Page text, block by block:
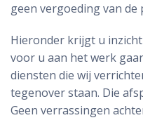
geen vergoeding van de
Hieronder krijgt u
voor u aan het werk
diensten die wij
tegenover staan. Die
Geen verrassingen